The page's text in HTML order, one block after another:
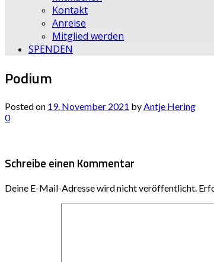
Kontakt
Anreise
Mitglied werden
SPENDEN
Podium
Posted on 19. November 2021 byAntje Hering
0
Schreibe einen Kommentar
Deine E-Mail-Adresse wird nicht veröffentlicht.